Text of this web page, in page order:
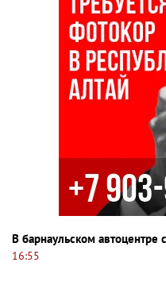
В барнаульском автоцентре
16:55